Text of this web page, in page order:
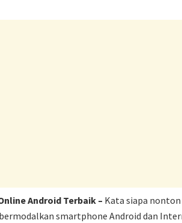
Android Terbaik – Kata siapa
smartphone Android dan